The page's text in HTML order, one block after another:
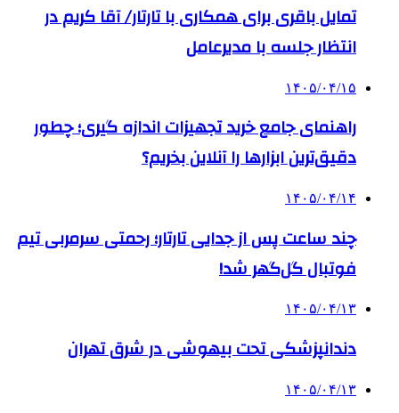
تمایل باقری برای همکاری با تارتار/ آقا کریم در
انتظار جلسه با مدیرعامل
۱۴۰۵/۰۴/۱۵
راهنمای جامع خرید تجهیزات اندازه گیری؛ چطور
دقیق‌ترین ابزارها را آنلاین بخریم؟
۱۴۰۵/۰۴/۱۴
چند ساعت پس از جدایی تارتار؛ رحمتی سرمربی تیم
فوتبال گل‌گهر شد!
۱۴۰۵/۰۴/۱۳
دندانپزشکی تحت بیهوشی در شرق تهران
۱۴۰۵/۰۴/۱۳